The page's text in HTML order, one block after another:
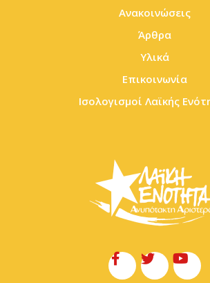
Ανακοινώσεις
Άρθρα
Υλικά
Επικοινωνία
Ισολογισμοί Λαϊκής